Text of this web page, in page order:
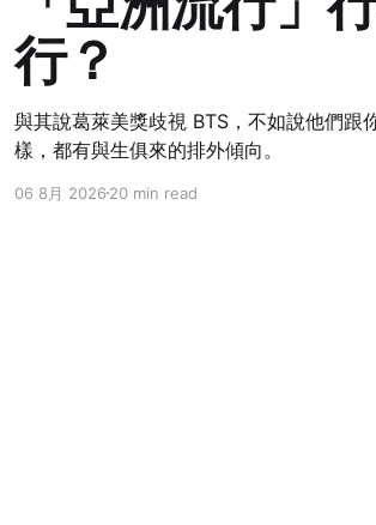
行？
與其說葛萊美獎歧視 BTS，不如說他們跟
樣，都有與生俱來的排外傾向。
06 8月 202620 min read